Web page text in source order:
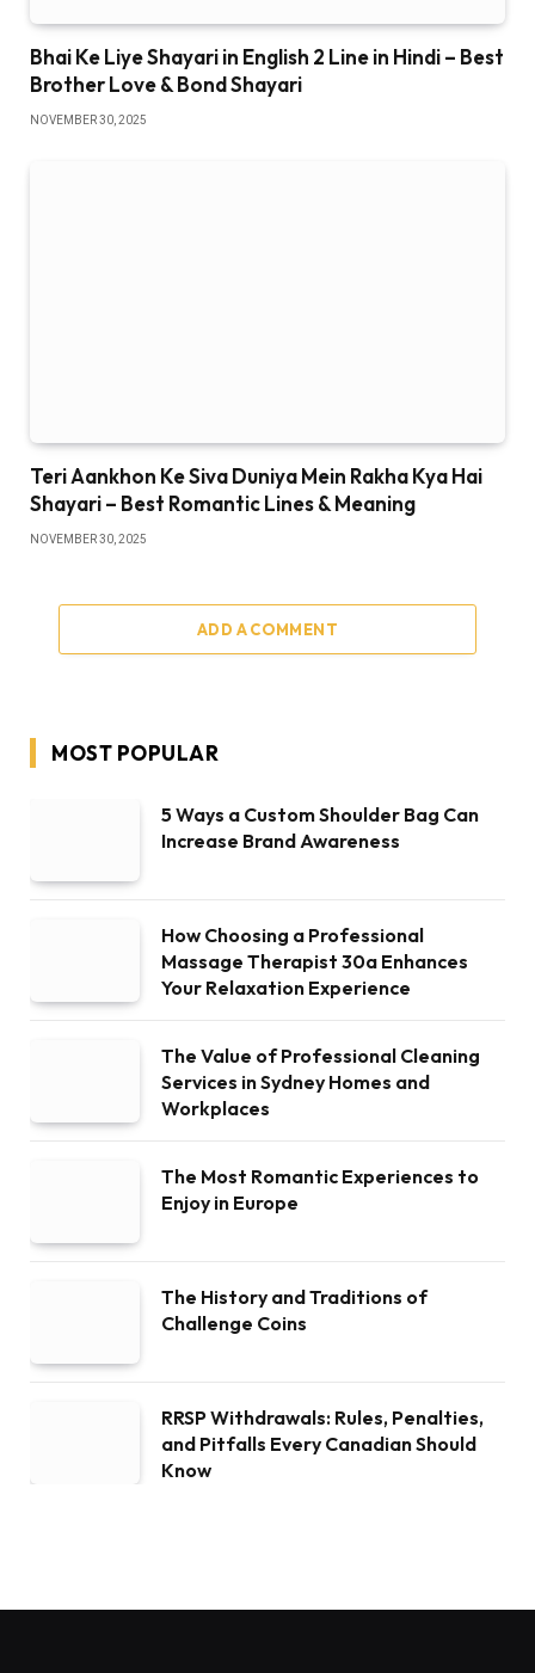
Bhai Ke Liye Shayari in English 2 Line in Hindi – Best
Brother Love & Bond Shayari
NOVEMBER 30, 2025
Teri Aankhon Ke Siva Duniya Mein Rakha Kya Hai
Shayari – Best Romantic Lines & Meaning
NOVEMBER 30, 2025
ADD A COMMENT
MOST POPULAR
5 Ways a Custom Shoulder Bag Can
Increase Brand Awareness
How Choosing a Professional
Massage Therapist 30a Enhances
Your Relaxation Experience
The Value of Professional Cleaning
Services in Sydney Homes and
Workplaces
The Most Romantic Experiences to
Enjoy in Europe
The History and Traditions of
Challenge Coins
RRSP Withdrawals: Rules, Penalties,
and Pitfalls Every Canadian Should
Know